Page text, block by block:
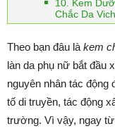
10. Kem
Chắc Da
Theo bạn đâu là kem
làn da phụ nữ bắt đầu
nguyên nhân tác động
tố di truyền, tác động
trường. Vì vậy, ngay